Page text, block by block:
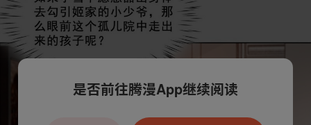
是否前往腾漫App继续阅读